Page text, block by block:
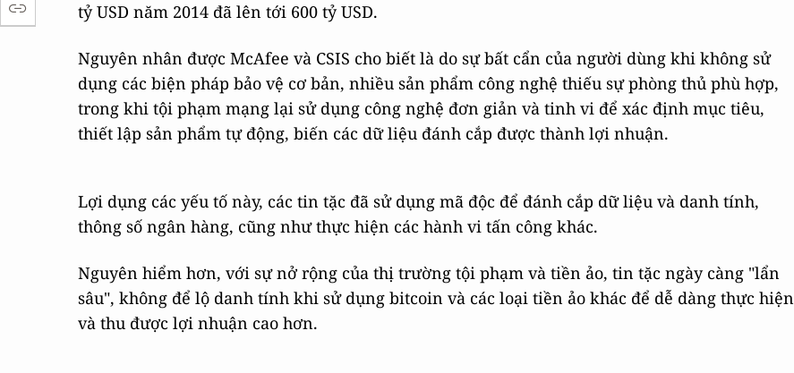
tỷ USD năm 2014 đã lên tới 600 tỷ USD.
Nguyên nhân được McAfee và CSIS cho biết là do sự bất cẩn của người dùng khi không sử
dụng các biện pháp bảo vệ cơ bản, nhiều sản phẩm công nghệ thiếu sự phòng thủ phù hợp,
trong khi tội phạm mạng lại sử dụng công nghệ đơn giản và tinh vi để xác định mục tiêu,
thiết lập sản phẩm tự động, biến các dữ liệu đánh cắp được thành lợi nhuận.
Lợi dụng các yếu tố này, các tin tặc đã sử dụng mã độc để đánh cắp dữ liệu và danh tính,
thông số ngân hàng, cũng như thực hiện các hành vi tấn công khác.
Nguyên hiểm hơn, với sự nở rộng của thị trường tội phạm và tiền ảo, tin tặc ngày càng "lẩn
sâu", không để lộ danh tính khi sử dụng bitcoin và các loại tiền ảo khác để dễ dàng thực hiện
và thu được lợi nhuận cao hơn.